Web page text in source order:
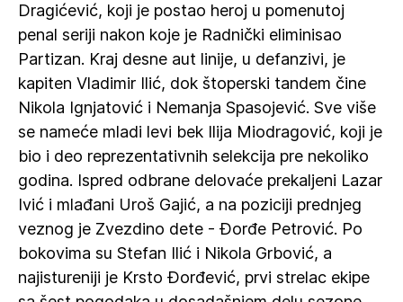
Dragićević, koji je postao heroj u pomenutoj
penal seriji nakon koje je Radnički eliminisao
Partizan. Kraj desne aut linije, u defanzivi, je
kapiten Vladimir Ilić, dok štoperski tandem čine
Nikola Ignjatović i Nemanja Spasojević. Sve više
se nameće mladi levi bek Ilija Miodragović, koji je
bio i deo reprezentativnih selekcija pre nekoliko
godina. Ispred odbrane delovaće prekaljeni Lazar
Ivić i mlađani Uroš Gajić, a na poziciji prednjeg
veznog je Zvezdino dete - Đorđe Petrović. Po
bokovima su Stefan Ilić i Nikola Grbović, a
najistureniji je Krsto Đorđević, prvi strelac ekipe